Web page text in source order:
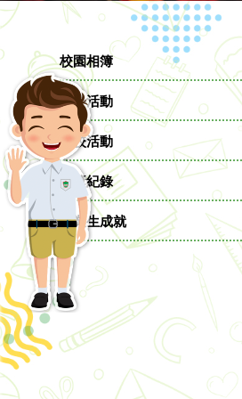
校園相簿
課外活動
學校活動
得獎紀錄
畢業生成就